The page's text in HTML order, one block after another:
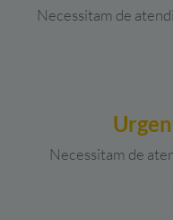
Necessitam de
Necessitam de